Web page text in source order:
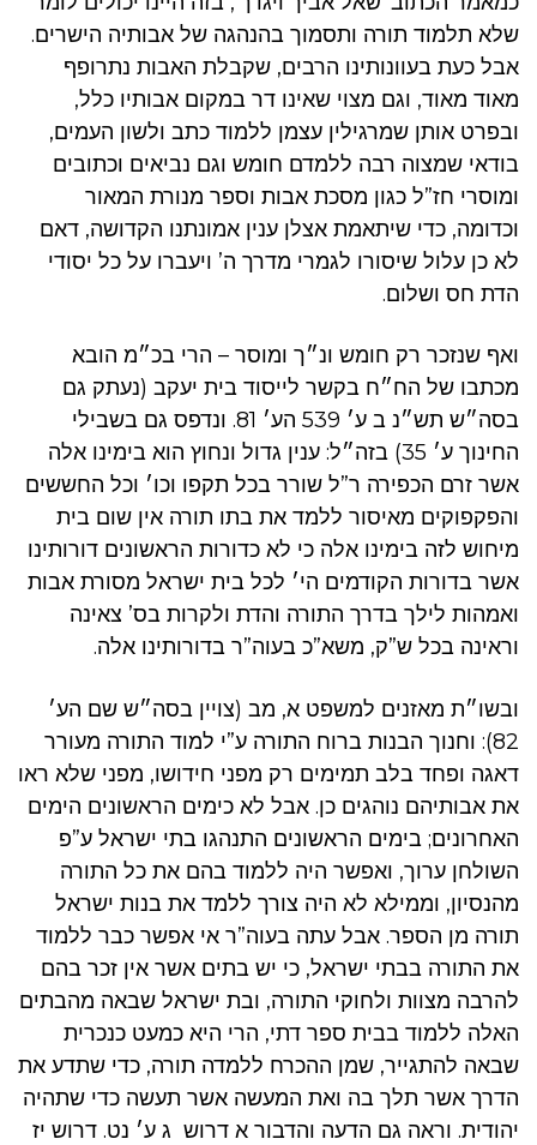
שלא תלמוד תורה ותסמוך בהנהגה של אבותיה הישרים.
אבל כעת בעוונותינו הרבים, שקבלת האבות נתרופף
מאוד מאוד, וגם מצוי שאינו דר במקום אבותיו כלל,
ובפרט אותן שמרגילין עצמן ללמוד כתב ולשון העמים,
בודאי שמצוה רבה ללמדם חומש וגם נביאים וכתובים
ומוסרי חז”ל כגון מסכת אבות וספר מנורת המאור
וכדומה, כדי שיתאמת אצלן ענין אמונתנו הקדושה, דאם
לא כן עלול שיסורו לגמרי מדרך ה’ ויעברו על כל יסודי
הדת חס ושלום.
ואף שנזכר רק חומש ונ״ך ומוסר – הרי בכ״מ הובא
מכתבו של הח״ח בקשר לייסוד בית יעקב (נעתק גם
בסה״ש תש״נ ב ע׳ 539 הע׳ 81. ונדפס גם בשבילי
החינוך ע׳ 35) בזה״ל: ענין גדול ונחוץ הוא בימינו אלה
אשר זרם הכפירה ר”ל שורר בכל תקפו וכו׳ וכל החששים
והפקפוקים מאיסור ללמד את בתו תורה אין שום בית
מיחוש לזה בימינו אלה כי לא כדורות הראשונים דורותינו
אשר בדורות הקודמים הי׳ לכל בית ישראל מסורת אבות
ואמהות לילך בדרך התורה והדת ולקרות בס’ צאינה
וראינה בכל ש”ק, משא”כ בעוה”ר בדורותינו אלה.
ובשו״ת מאזנים למשפט א, מב (צויין בסה״ש שם הע׳
82): וחנוך הבנות ברוח התורה ע”י למוד התורה מעורר
דאגה ופחד בלב תמימים רק מפני חידושו, מפני שלא ראו
את אבותיהם נוהגים כן. אבל לא כימים הראשונים הימים
האחרונים; בימים הראשונים התנהגו בתי ישראל ע”פ
השולחן ערוך, ואפשר היה ללמוד בהם את כל התורה
מהנסיון, וממילא לא היה צורך ללמד את בנות ישראל
תורה מן הספר. אבל עתה בעוה”ר אי אפשר כבר ללמוד
את התורה בבתי ישראל, כי יש בתים אשר אין זכר בהם
להרבה מצוות ולחוקי התורה, ובת ישראל שבאה מהבתים
האלה ללמוד בבית ספר דתי, הרי היא כמעט כנכרית
שבאה להתגייר, שמן ההכרח ללמדה תורה, כדי שתדע את
הדרך אשר תלך בה ואת המעשה אשר תעשה כדי שתהיה
יהודית. וראה גם הדעה והדבור א דרוש ג ע׳ נט. דרוש יז